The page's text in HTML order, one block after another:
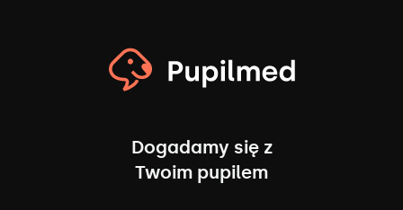
Dogadamy się z
Twoim pupilem